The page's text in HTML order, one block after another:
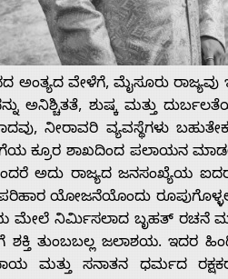
ಅಂತ್ಯದ ವೇಳೆಗೆ, ಮೈಸೂರು ರಾಜ್ಯವು
ಅನಿಶ್ಚಿತತೆ, ಶುಷ್ಕ ಮತ್ತು
ನೀರಾವರಿ ವ್ಯವಸ್ಥೆಗಳು
ಕ್ರೂರ ಶಾಖದಿಂದ ಪಲಾಯನ
ಅದು ರಾಜ್ಯದ ಜನಸಂಖ್ಯೆಯ
ಯೋಜನೆಯೊಂದು
ಮೇಲೆ ನಿರ್ಮಿಸಲಾದ ಬೃಹತ್ ರಚನೆ
ತುಂಬಬಲ್ಲ ಜಲಾಶಯ. ಇದರ
ಮತ್ತು ಸನಾತನ ಧರ್ಮದ